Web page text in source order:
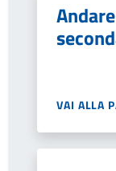
VAI ALLA